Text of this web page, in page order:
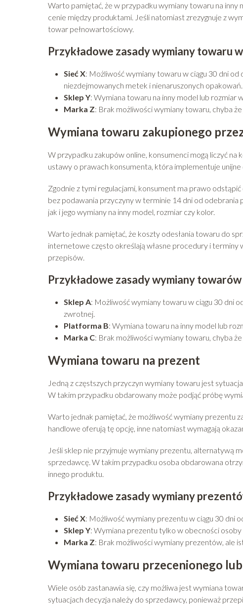
Warto pamiętać, że w przypadku wymiany towaru na
cenie między produktami. Jeśli natomiast zrezygnuje z
towar pełnowartościowy.
Przykładowe zasady wymiany towaru
Sieć X: Możliwość wymiany towaru w ciągu 30 dni
niezdejmowanych metek i nienaruszonych opakowań.
Sklep Y: Wymiana towaru na inny model lub rozmiar
Marka Z: Brak możliwości wymiany towaru, chyba
Wymiana towaru zakupionego
W przypadku zakupów online, konsumenci mogą liczyć
ustawy o prawach konsumenta, która implementuje
Zgodnie z tymi regulacjami, konsument ma prawo
bez podawania przyczyny w terminie 14 dni od
jak i jego wymiany na inny model, rozmiar czy kolor.
Warto jednak pamiętać, że koszty odesłania towaru do
internetowe często określają własne procedury i terminy
przepisów.
Przykładowe zasady wymiany
Sklep A: Możliwość wymiany towaru w ciągu 30 dni
zwrotnej.
Platforma B: Wymiana towaru na inny model lub
Marka C: Brak możliwości wymiany towaru, chyba
Wymiana towaru na prezent
Jedną z częstszych przyczyn wymiany towaru jest
W takim przypadku obdarowany może podjąć próbę
Warto jednak pamiętać, że możliwość wymiany prezentu
handlowe oferują tę opcję, inne natomiast wymagają
Jeśli sklep nie przyjmuje wymiany prezentu, alternatywą
sprzedawcę. W takim przypadku osoba obdarowana
innego produktu.
Przykładowe zasady wymiany
Sieć X: Możliwość wymiany prezentu w ciągu 30 dni
Sklep Y: Wymiana prezentu tylko w obecności osoby
Marka Z: Brak możliwości wymiany prezentów, ale
Wymiana towaru przecenionego
Wiele osób zastanawia się, czy możliwa jest wymiana
sytuacjach decyzja należy do sprzedawcy, ponieważ